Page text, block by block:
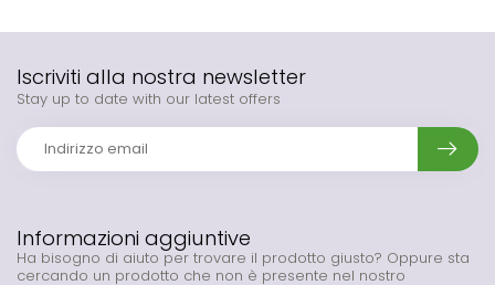
Informazioni aggiuntive
Ha bisogno di aiuto per trovare il prodotto giusto? Oppure sta
cercando un prodotto che non è presente nel nostro
Iscriviti alla nostra newsletter
Stay up to date with our latest offers